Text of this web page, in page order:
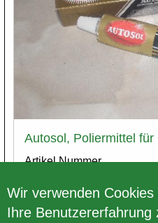
Autosol, Poliermittel
Artikel Nummer
Preis exkl. MwSt.
Wir verwenden
Ihre Benutzererfahrung